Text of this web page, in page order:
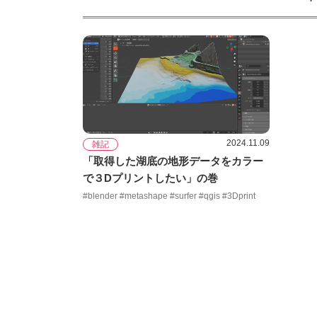
雑記 2024.11.09
「取得した湖底の地形データをカラー
で３Dプリントしたい」の巻
#blender #metashape #surfer #qgis #3Dprint